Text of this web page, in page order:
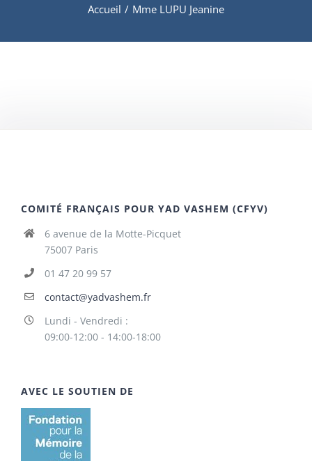
Accueil / Mme LUPU Jeanine
COMITÉ FRANÇAIS POUR YAD VASHEM (CFYV)
6 avenue de la Motte-Picquet
75007 Paris
01 47 20 99 57
contact@yadvashem.fr
Lundi - Vendredi :
09:00-12:00 - 14:00-18:00
AVEC LE SOUTIEN DE